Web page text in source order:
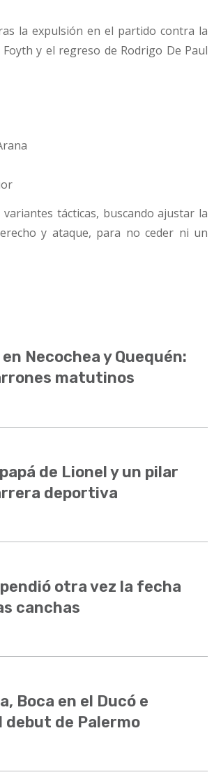
la expulsión en el partido contra la
y el regreso de Rodrigo De Paul
tácticas, buscando ajustar la
y ataque, para no ceder ni un
Necochea y Quequén:
matutinos
de Lionel y un pilar
deportiva
otra vez la fecha
canchas
Boca en el Ducó e
de Palermo